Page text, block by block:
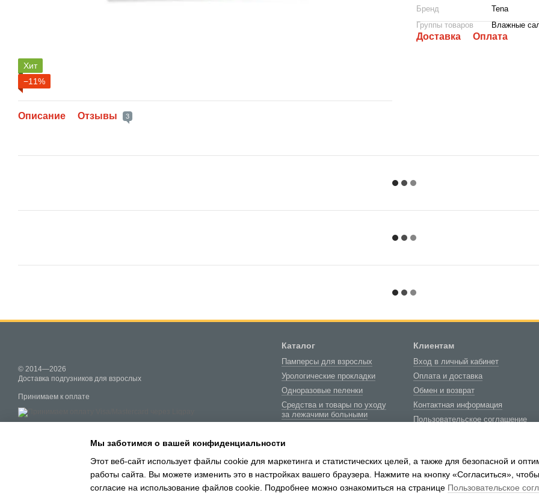
Хит
−11%
Описание Отзывы 3
Бренд
Tena
Группы товаров
Влажные
Доставка Оплата
© 2014—2026
Доставка подгузников для взрослых
Принимаем к оплате
Каталог
Памперсы для взрослых
Урологические прокладки
Одноразовые пеленки
Средства и товары по уходу
за лежачими больными
материалы
Клиентам
Вход в личный кабинет
Оплата и доставка
Обмен и возврат
Контактная информация
Пользовательское соглашение
Мы заботимся о вашей конфиденциальности
Этот веб-сайт использует файлы cookie для маркетинга и статистических целей, а также для безопасной и
работы сайта. Вы можете изменить это в настройках вашего браузера. Нажмите на кнопку «Согласиться»,
согласие на использование файлов cookie. Подробнее можно ознакомиться на странице Пользовательское